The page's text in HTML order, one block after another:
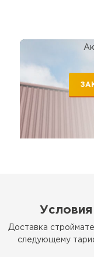
Условия
Доставка
следующему